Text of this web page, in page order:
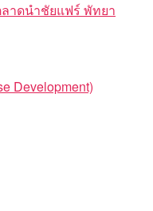
ลาดนำชัยแฟร์ พัทยา
Development)